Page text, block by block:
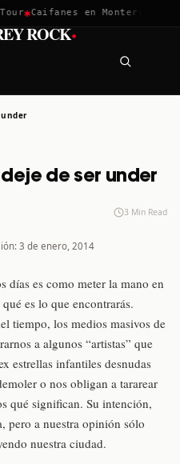
✱Caifanes en Monterrey · 12
ROCK·
under
de ser under
3 Min Read
3 de enero, 2014
días es como meter la mano en
es lo que encontrarás.
tiempo, los medios masivos de
a algunos “artistas” que
estrellas infantiles desnudas
o nos obligan a tararear
qué significan. Su intención,
pero a nuestra opinión sólo
nuestra ciudad.